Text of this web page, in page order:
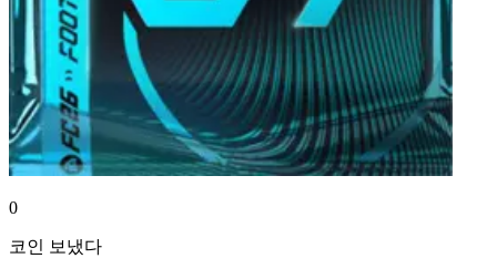
0
코인 보냈다